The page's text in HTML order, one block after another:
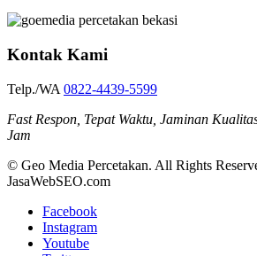
Kontak Kami
Telp./WA 0822-4439-5599
Fast Respon, Tepat Waktu, Jaminan
Jam
© Geo Media Percetakan. All Rights
JasaWebSEO.com
Facebook
Instagram
Youtube